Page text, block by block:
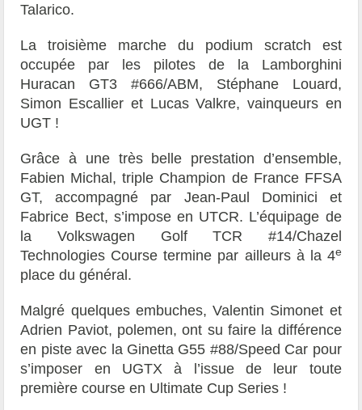
Talarico.
La troisième marche du podium scratch est
occupée par les pilotes de la Lamborghini
Huracan GT3 #666/ABM, Stéphane Louard,
Simon Escallier et Lucas Valkre, vainqueurs en
UGT !
Grâce à une très belle prestation d’ensemble,
Fabien Michal, triple Champion de France FFSA
GT, accompagné par Jean-Paul Dominici et
Fabrice Bect, s’impose en UTCR. L’équipage de
la Volkswagen Golf TCR #14/Chazel
Technologies Course termine par ailleurs à la 4e
place du général.
Malgré quelques embuches, Valentin Simonet et
Adrien Paviot, polemen, ont su faire la différence
en piste avec la Ginetta G55 #88/Speed Car pour
s’imposer en UGTX à l’issue de leur toute
première course en Ultimate Cup Series !